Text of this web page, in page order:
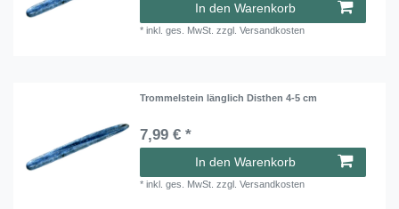
In den Warenkorb
*inkl. ges. MwSt. zzgl.Versandkosten
Trommelstein länglich Disthen 4-5 cm
7,99 € *
In den Warenkorb
*inkl. ges. MwSt. zzgl.Versandkosten